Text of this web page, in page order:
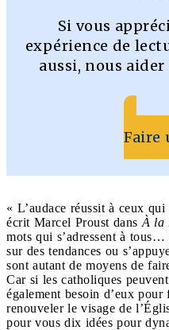
Si vous
expérience de
aussi, nous
Faire
« L’audace réussit à ceux
écrit Marcel Proust dans À la
mots qui s’adressent à
sur des tendances ou
sont autant de moyens de
Car si les catholiques
également besoin d’eux
renouveler le visage de
pour vous dix idées pour